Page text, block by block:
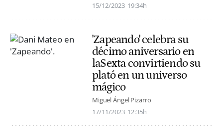
15/12/2023 19:34h
'Zapeando' celebra su
décimo aniversario en
laSexta convirtiendo su
plató en un universo
mágico
Miguel Ángel Pizarro
17/11/2023 12:35h